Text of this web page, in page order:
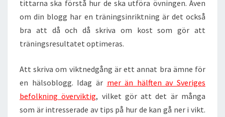
tittarna ska förstå hur de ska utföra övningen. Även
om din blogg har en träningsinriktning är det också
bra att då och då skriva om kost som gör att
träningsresultatet optimeras.
Att skriva om viktnedgång är ett annat bra ämne för
en hälsoblogg. Idag är mer än hälften av Sveriges
befolkning överviktig, vilket gör att det är många
som är intresserade av tips på hur de kan gå ner i vikt.